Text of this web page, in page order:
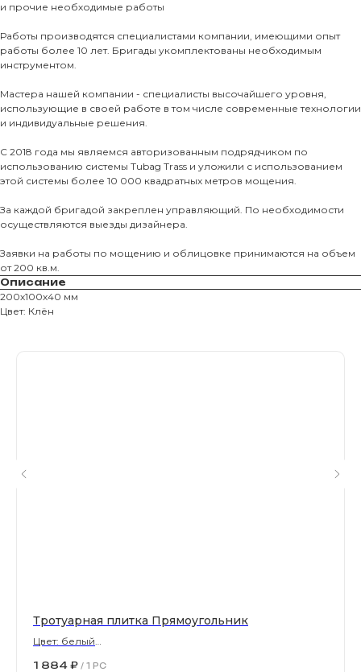
и прочие необходимые работы
Работы производятся специалистами компании, имеющими опыт
работы более 10 лет. Бригады укомплектованы необходимым
инструментом.
Мастера нашей компании - специалисты высочайшего уровня,
использующие в своей работе в том числе современные технологии
и индивидуальные решения.
С 2018 года мы являемся авторизованным подрядчиком по
использованию системы Tubag Trass и уложили с использованием
этой системы более 10 000 квадратных метров мощения.
За каждой бригадой закреплен управляющий. По необходимости
осуществляются выезды дизайнера.
Заявки на работы по мощению и облицовке принимаются на объем
от 200 кв.м.
Описание
200х100х40 мм
Цвет: Клён
Тротуарная плитка Прямоугольник
Цвет: белый
1 884 ₽ / 1 PC
ПОМОЩЬ
Навесы,
Ступени и